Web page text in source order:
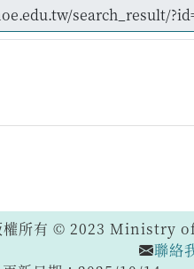
權所有 © 2023
聯絡